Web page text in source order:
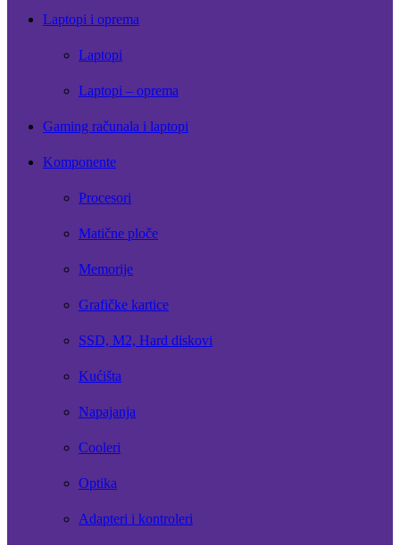
Laptopi i oprema
Laptopi
Laptopi – oprema
Gaming računala i laptopi
Komponente
Procesori
Matične ploče
Memorije
Grafičke kartice
SSD, M2, Hard diskovi
Kućišta
Napajanja
Cooleri
Optika
Adapteri i kontroleri